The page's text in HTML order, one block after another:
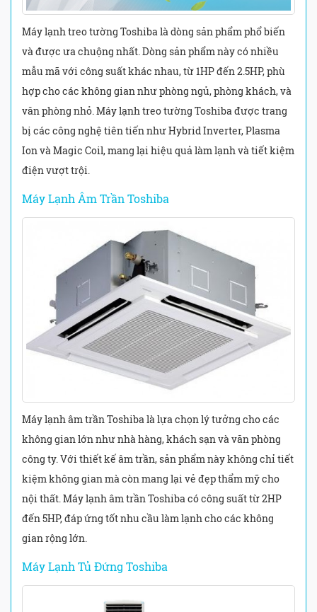
Máy lạnh treo tường Toshiba là dòng sản phẩm phổ biến
và được ưa chuộng nhất. Dòng sản phẩm này có nhiều
mẫu mã với công suất khác nhau, từ 1HP đến 2.5HP, phù
hợp cho các không gian như phòng ngủ, phòng khách, và
văn phòng nhỏ. Máy lạnh treo tường Toshiba được trang
bị các công nghệ tiên tiến như Hybrid Inverter, Plasma
Ion và Magic Coil, mang lại hiệu quả làm lạnh và tiết kiệm
điện vượt trội.
Máy Lạnh Âm Trần Toshiba
Máy lạnh âm trần Toshiba là lựa chọn lý tưởng cho các
không gian lớn như nhà hàng, khách sạn và văn phòng
công ty. Với thiết kế âm trần, sản phẩm này không chỉ tiết
kiệm không gian mà còn mang lại vẻ đẹp thẩm mỹ cho
nội thất. Máy lạnh âm trần Toshiba có công suất từ 2HP
đến 5HP, đáp ứng tốt nhu cầu làm lạnh cho các không
gian rộng lớn.
Máy Lạnh Tủ Đứng Toshiba